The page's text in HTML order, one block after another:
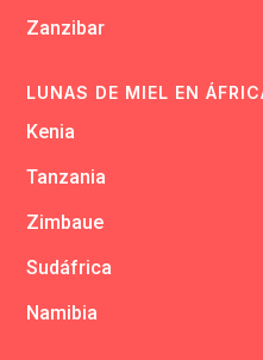
Zanzibar
LUNAS DE MIEL EN
Kenia
Tanzania
Zimbaue
Sudáfrica
Namibia